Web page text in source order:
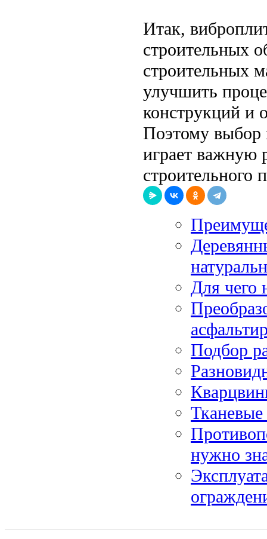
Итак,
строительных
строительных
улучшить
конструкций и
Поэтому выбор
играет важную
строительного
Для чего
Подбор
нужно